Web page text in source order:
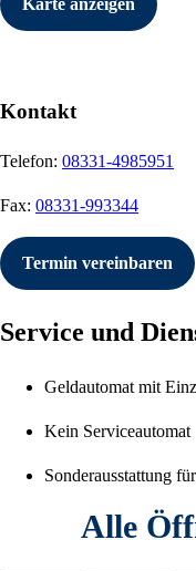
Karte anzeigen
Kontakt
Telefon: 08331-4985951
Fax: 08331-993344
Termin vereinbaren
Service und
Geldautomat mit
Kein Serviceautomat
Sonderausstattung
Alle